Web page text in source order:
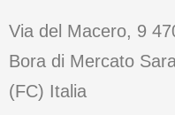
Via del Macero, 9
Bora di Mercato
(FC) Italia